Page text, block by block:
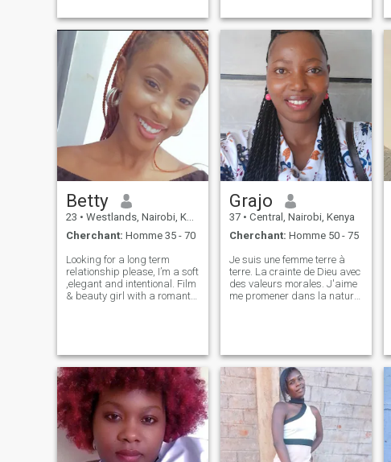
people I care about. I’m
family-oriented,
hardworking,
Life Coz I Believe In Growing
Together As
Betty
23 • Westlands, Nairobi, Kenya
Cherchant: Homme 35 - 70
Looking for a long term
relationship please, I’m a soft
,elegant and intentional. Film
& beauty girl with a romantic
respect and consistency. If
you
Grajo
37 • Central, Nairobi, Kenya
Cherchant: Homme 50 - 75
Je suis une femme terre à
terre. La crainte de Dieu avec
des valeurs morales. J'aime
me promener dans la nature,
n'ai pas de temps à perdre
avec des escrocs. Je travaille
dur, je dirige mon entreprise
et je paie mes factures. Si
vous cherchez une vraie
femme pour une relation à
long terme, n'hésitez pas à
m'envoyer un texto. Si vous
êtes un escroc, ne me faites